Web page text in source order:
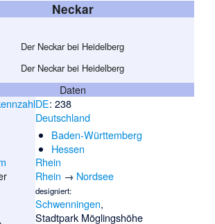
Neckar
Der Neckar bei Heidelberg
Der Neckar bei Heidelberg
Daten
DE: 238
Deutschland
Baden-Württemberg
Hessen
Rhein
Rhein → Nordsee
designiert:
Schwenningen,
Stadtpark Möglingshöhe